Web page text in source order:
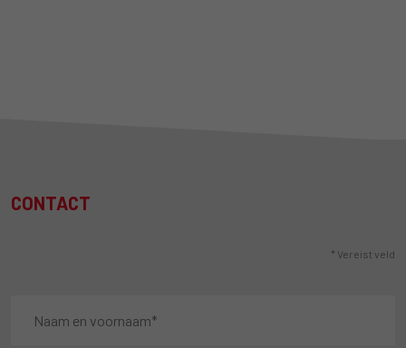
CONTACT
* Vereist veld